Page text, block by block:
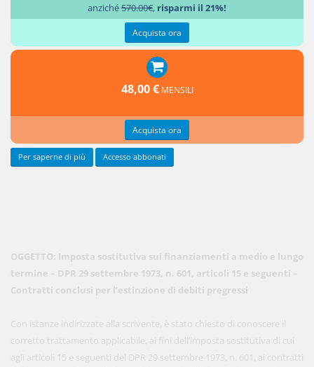
OGGETTO: Imposta sostitutiva sui finanziamenti a medio e lungo
termine – DPR 29 settembre 1973, n. 601, articoli 15 e seguenti –
Contratti conclusi per l’estinzione di debiti pregressi
Con istanze indirizzate alla scrivente, è stato chiesto di conoscere il
corretto trattamento applicabile, ai fini dell’imposta sostitutiva di cui
agli articoli 15 e seguenti del DPR 29 settembre 1973, n. 601, ai contratti
anziché570.00€, risparmi il 21%!
Acquista ora
48,00 € MENSILI
Acquista ora
Per saperne di più Accesso abbonati